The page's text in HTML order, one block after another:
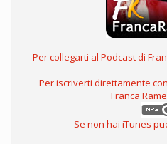
Per collegarti al Podcast di
Per iscriverti direttamente
Franca
Se non hai iTunes